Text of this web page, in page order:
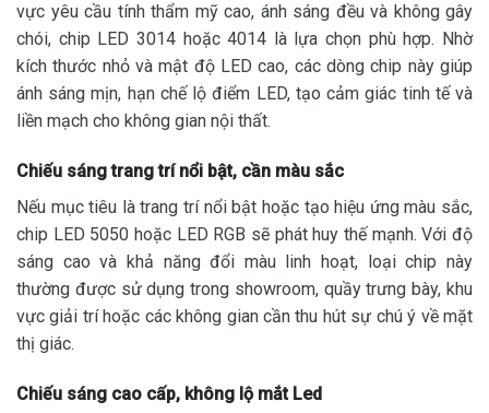
vực yêu cầu tính thẩm mỹ cao, ánh sáng đều và không gây
chói, chip LED 3014 hoặc 4014 là lựa chọn phù hợp. Nhờ
kích thước nhỏ và mật độ LED cao, các dòng chip này giúp
ánh sáng mịn, hạn chế lộ điểm LED, tạo cảm giác tinh tế và
liền mạch cho không gian nội thất.
Chiếu sáng trang trí nổi bật, cần màu sắc
Nếu mục tiêu là trang trí nổi bật hoặc tạo hiệu ứng màu sắc,
chip LED 5050 hoặc LED RGB sẽ phát huy thế mạnh. Với độ
sáng cao và khả năng đổi màu linh hoạt, loại chip này
thường được sử dụng trong showroom, quầy trưng bày, khu
vực giải trí hoặc các không gian cần thu hút sự chú ý về mặt
thị giác.
Chiếu sáng cao cấp, không lộ mắt Led